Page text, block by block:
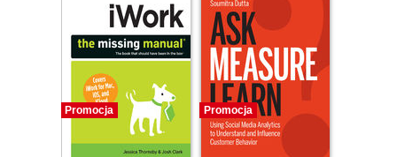
Promocja Promocja